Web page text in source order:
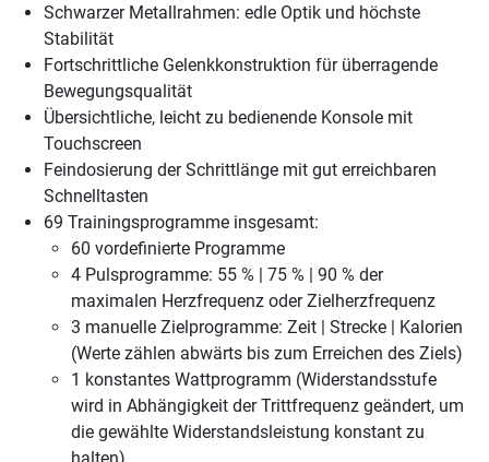
Schwarzer Metallrahmen: edle Optik und höchste
Stabilität
Fortschrittliche Gelenkkonstruktion für überragende
Bewegungsqualität
Übersichtliche, leicht zu bedienende Konsole mit
Touchscreen
Feindosierung der Schrittlänge mit gut erreichbaren
Schnelltasten
69 Trainingsprogramme insgesamt:
60 vordefinierte Programme
4 Pulsprogramme: 55 % | 75 % | 90 % der
maximalen Herzfrequenz oder Zielherzfrequenz
3 manuelle Zielprogramme: Zeit | Strecke | Kalorien
(Werte zählen abwärts bis zum Erreichen des Ziels)
1 konstantes Wattprogramm (Widerstandsstufe
wird in Abhängigkeit der Trittfrequenz geändert, um
die gewählte Widerstandsleistung konstant zu